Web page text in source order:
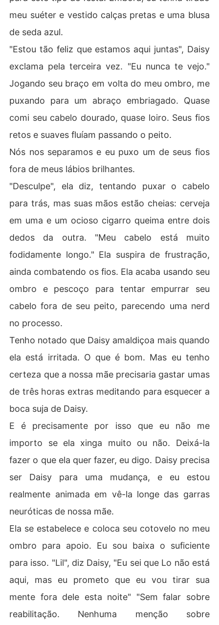
meu suéter e vestido calças pretas e uma blusa
de seda azul.
"Estou tão feliz que estamos aqui juntas", Daisy
exclama pela terceira vez. "Eu nunca te vejo."
Jogando seu braço em volta do meu ombro, me
puxando para um abraço embriagado. Quase
comi seu cabelo dourado, quase loiro. Seus fios
retos e suaves fluíam passando o peito.
Nós nos separamos e eu puxo um de seus fios
fora de meus lábios brilhantes.
"Desculpe", ela diz, tentando puxar o cabelo
para trás, mas suas mãos estão cheias: cerveja
em uma e um ocioso cigarro queima entre dois
dedos da outra. "Meu cabelo está muito
fodidamente longo." Ela suspira de frustração,
ainda combatendo os fios. Ela acaba usando seu
ombro e pescoço para tentar empurrar seu
cabelo fora de seu peito, parecendo uma nerd
no processo.
Tenho notado que Daisy amaldiçoa mais quando
ela está irritada. O que é bom. Mas eu tenho
certeza que a nossa mãe precisaria gastar umas
de três horas extras meditando para esquecer a
boca suja de Daisy.
E é precisamente por isso que eu não me
importo se ela xinga muito ou não. Deixá-la
fazer o que ela quer fazer, eu digo. Daisy precisa
ser Daisy para uma mudança, e eu estou
realmente animada em vê-la longe das garras
neuróticas de nossa mãe.
Ela se estabelece e coloca seu cotovelo no meu
ombro para apoio. Eu sou baixa o suficiente
para isso. "Lil", diz Daisy, "Eu sei que Lo não está
aqui, mas eu prometo que eu vou tirar sua
mente fora dele esta noite" "Sem falar sobre
reabilitação. Nenhuma menção sobre